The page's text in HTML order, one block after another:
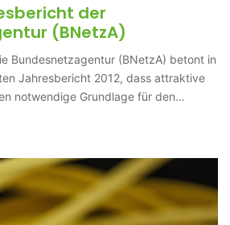
der
(BNetzA)
Bundesnetzagentur (BNetzA) betont in
Jahresbericht 2012, dass attraktive
notwendige Grundlage für den…